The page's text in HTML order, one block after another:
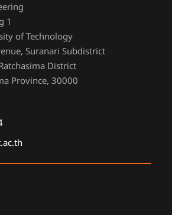
1
of Technology
Suranari Subdistrict
District
Province, 30000